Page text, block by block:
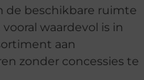
de beschikbare ruimte
waardevol is in
aan
zonder concessies te